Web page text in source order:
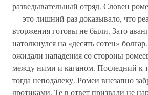
разведывательный отряд. Словен
— это лишний раз доказывало, что
вторжения готовы не были. Зато
натолкнулся на «десять сотен»
ожидали нападения со стороны
между ними и каганом. Последний к
тогда неподалеку. Ромеи внезапно
дротиками. Те в ответ призвали не